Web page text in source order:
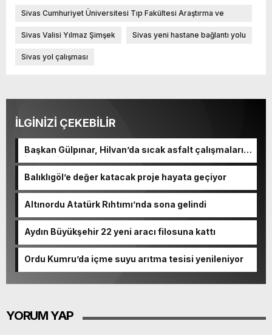
Sivas Cumhuriyet Üniversitesi Tıp Fakültesi Araştırma ve
Uygulama Hastanesi
Sivas Valisi Yılmaz Şimşek Sivas yeni hastane bağlantı yolu
Sivas yol çalışması
İLGİNİZİ ÇEKEBİLİR
Başkan Gülpınar, Hilvan’da sıcak asfalt çalışmalarını
inceledi
Balıklıgöl’e değer katacak proje hayata geçiyor
Altınordu Atatürk Rıhtımı’nda sona gelindi
Aydın Büyükşehir 22 yeni aracı filosuna kattı
Ordu Kumru’da içme suyu arıtma tesisi yenileniyor
YORUM YAP